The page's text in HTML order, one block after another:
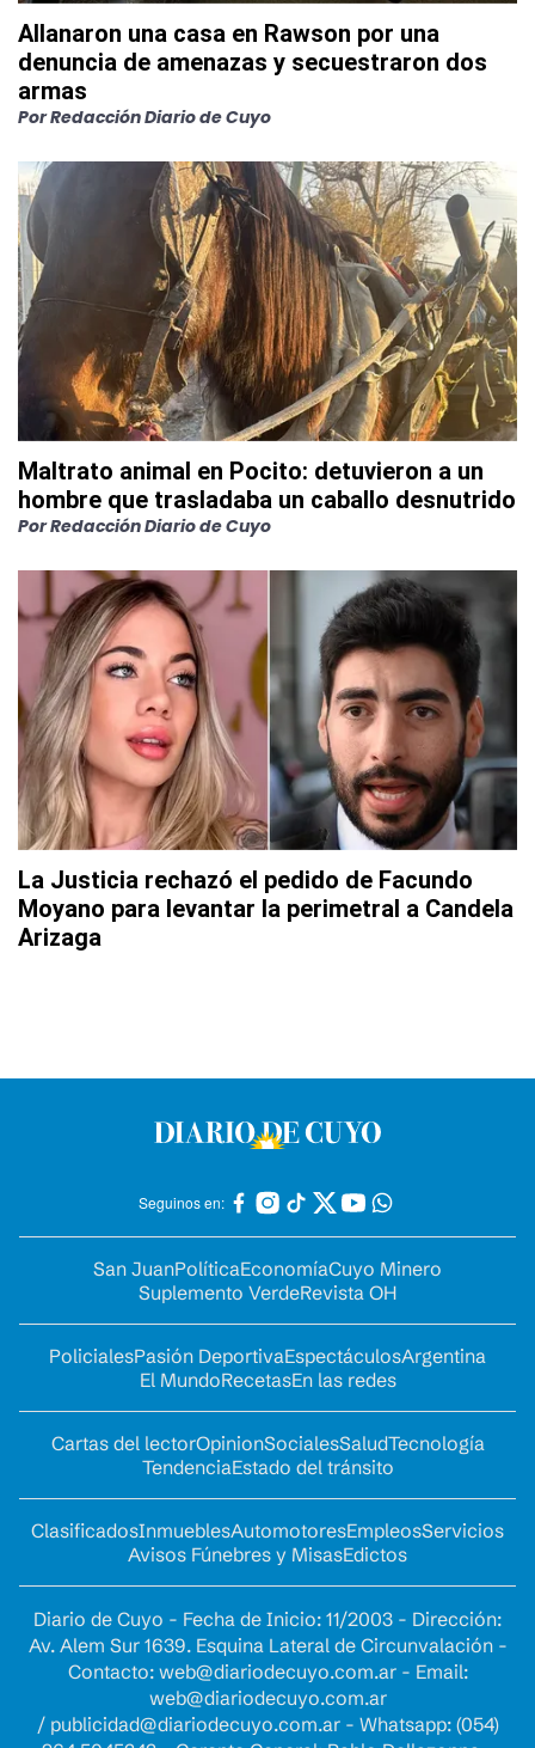
Allanaron una casa en Rawson por una
denuncia de amenazas y secuestraron dos
armas
PorRedacción Diario de Cuyo
Maltrato animal en Pocito: detuvieron a un
hombre que trasladaba un caballo desnutrido
PorRedacción Diario de Cuyo
La Justicia rechazó el pedido de Facundo
Moyano para levantar la perimetral a Candela
Arizaga
Seguinos en:
San JuanPolíticaEconomíaCuyo Minero
Suplemento VerdeRevista OH
PolicialesPasión DeportivaEspectáculosArgentina
El MundoRecetasEn las redes
Cartas del lectorOpinionSocialesSaludTecnología
TendenciaEstado del tránsito
ClasificadosInmueblesAutomotoresEmpleosServicios
Avisos Fúnebres y MisasEdictos
Diario de Cuyo - Fecha de Inicio: 11/2003 - Dirección:
Av. Alem Sur 1639. Esquina Lateral de Circunvalación -
Contacto: web@diariodecuyo.com.ar- Email:
web@diariodecuyo.com.ar
/ publicidad@diariodecuyo.com.ar- Whatsapp: (054)